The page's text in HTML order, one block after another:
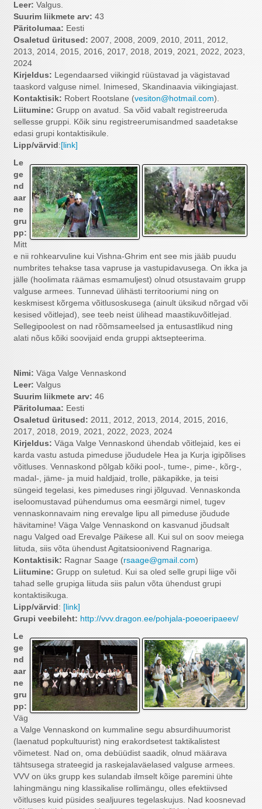
Leer:Valgus.
Suurim liikmete arv: 43
Päritolumaa: Eesti
Osaletud üritused: 2007, 2008, 2009, 2010, 2011, 2012,
2013, 2014, 2015, 2016, 2017, 2018, 2019, 2021, 2022, 2023,
2024
Kirjeldus: Legendaarsed viikingid rüüstavad ja vägistavad
taaskord valguse nimel. Inimesed, Skandinaavia viikingiajast.
Kontaktisik: Robert Rootslane (vesiton@hotmail.com).
Liitumine: Grupp on avatud. Sa võid vabalt registreeruda
sellesse gruppi. Kõik sinu registreerumisandmed saadetakse
edasi grupi kontaktisikule.
Lipp/värvid : [link]
Le
ge
nd
aar
ne
gru
pp:
Mitt
e nii rohkearvuline kui Vishna-Ghrim ent see mis jääb puudu
numbrites tehakse tasa vapruse ja vastupidavusega. On ikka ja
jälle (hoolimata räämas esmamuljest) olnud otsustavaim grupp
valguse armees. Tunnevad ülihästi territooriumi ning on
keskmisest kõrgema võitlusoskusega (ainult üksikud nõrgad või
kesised võitlejad), see teeb neist ülihead maastikuvõitlejad.
Sellegipoolest on nad rõõmsameelsed ja entusastlikud ning
alati nõus kõiki soovijaid enda gruppi aktsepteerima.
Nimi:Väga Valge Vennaskond
Leer:Valgus
Suurim liikmete arv: 46
Päritolumaa: Eesti
Osaletud üritused: 2011, 2012, 2013, 2014, 2015, 2016,
2017, 2018, 2019, 2021, 2022, 2023, 2024
Kirjeldus:Väga Valge Vennaskond ühendab võitlejaid, kes ei
karda vastu astuda pimeduse jõududele Hea ja Kurja igipõlises
võitluses. Vennaskond põlgab kõiki pool-, tume-, pime-, kõrg-,
madal-, jäme- ja muid haldjaid, trolle, päkapikke, ja teisi
süngeid tegelasi, kes pimeduses ringi jõlguvad. Vennaskonda
iseloomustavad pühendumus oma eesmärgi nimel, tugev
vennaskonnavaim ning erevalge lipu all pimeduse jõudude
hävitamine! Väga Valge Vennaskond on kasvanud jõudsalt
nagu Valged oad Erevalge Päikese all. Kui sul on soov meiega
liituda, siis võta ühendust Agitatsioonivend Ragnariga.
Kontaktisik: Ragnar Saage (rsaage@gmail.com)
Liitumine: Grupp on suletud. Kui sa oled selle grupi liige või
tahad selle grupiga liituda siis palun võta ühendust grupi
kontaktisikuga.
Lipp/värvid : [link]
Grupi veebileht: http://vvv.dragon.ee/pohjala-poeoeripaeev/
Le
ge
nd
aar
ne
gru
pp:
Väg
a Valge Vennaskond on kummaline segu absurdihuumorist
(laenatud popkultuurist) ning erakordsetest taktikalistest
võimetest. Nad on, oma debüüdist saadik, olnud määrava
tähtsusega strateegid ja raskejalaväelased valguse armees.
VVV on üks grupp kes sulandab ilmselt kõige paremini ühte
lahingmängu ning klassikalise rollimängu, olles efektiivsed
võitluses kuid püsides sealjuures tegelaskujus. Nad koosnevad